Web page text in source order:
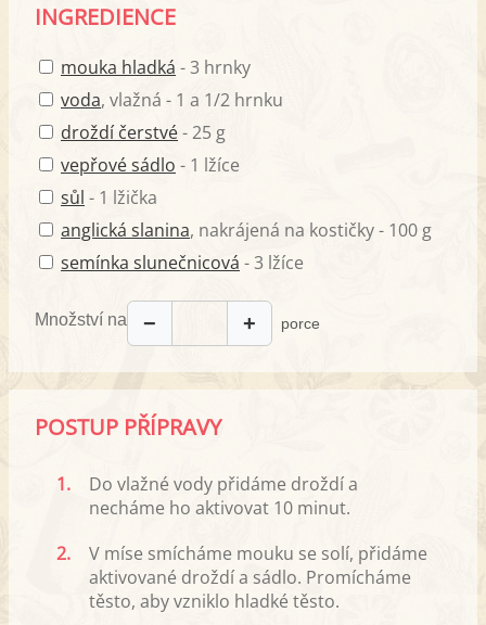
INGREDIENCE
mouka hladká - 3 hrnky
voda, vlažná - 1 a 1/2 hrnku
droždí čerstvé- 25 g
vepřové sádlo - 1 lžíce
sůl - 1 lžička
anglická slanina, nakrájená na kostičky - 100 g
semínka slunečnicová - 3 lžíce
Množství na − + porce
POSTUP PŘÍPRAVY
1.
Do vlažné vody přidáme droždí a
necháme ho aktivovat 10 minut.
2.
V míse smícháme mouku se solí, přidáme
aktivované droždí a sádlo. Promícháme
těsto, aby vzniklo hladké těsto.